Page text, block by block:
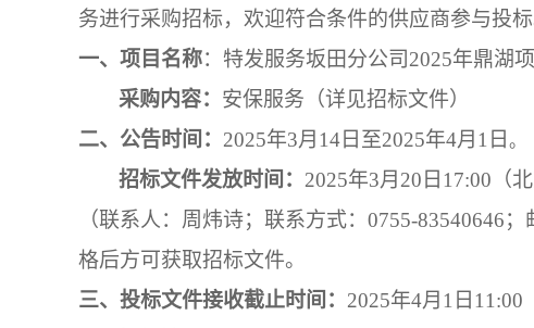
务进行采购招标，欢迎符合条件的供应商参与投标
一、项目名称： 特发服务坂田分公司 2025年鼎湖
采购内容： 安保服务（详见招标文件）
二、 公告时间： 2025年3月 14日至2025年4月 1 日 。
招标文件发放时间： 2025年3月 20 日 17:00 （
（联系人： 周炜诗；联系方式： 0755-83540646；
格后方可获取招标文件。
三、投标文件接收截止时间： 2025年4月 1 日 11 :00